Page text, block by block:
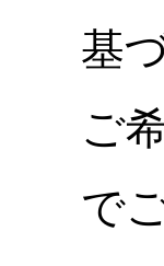
基
ご
で